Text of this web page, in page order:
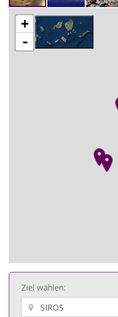
+
-
Ziel wählen: